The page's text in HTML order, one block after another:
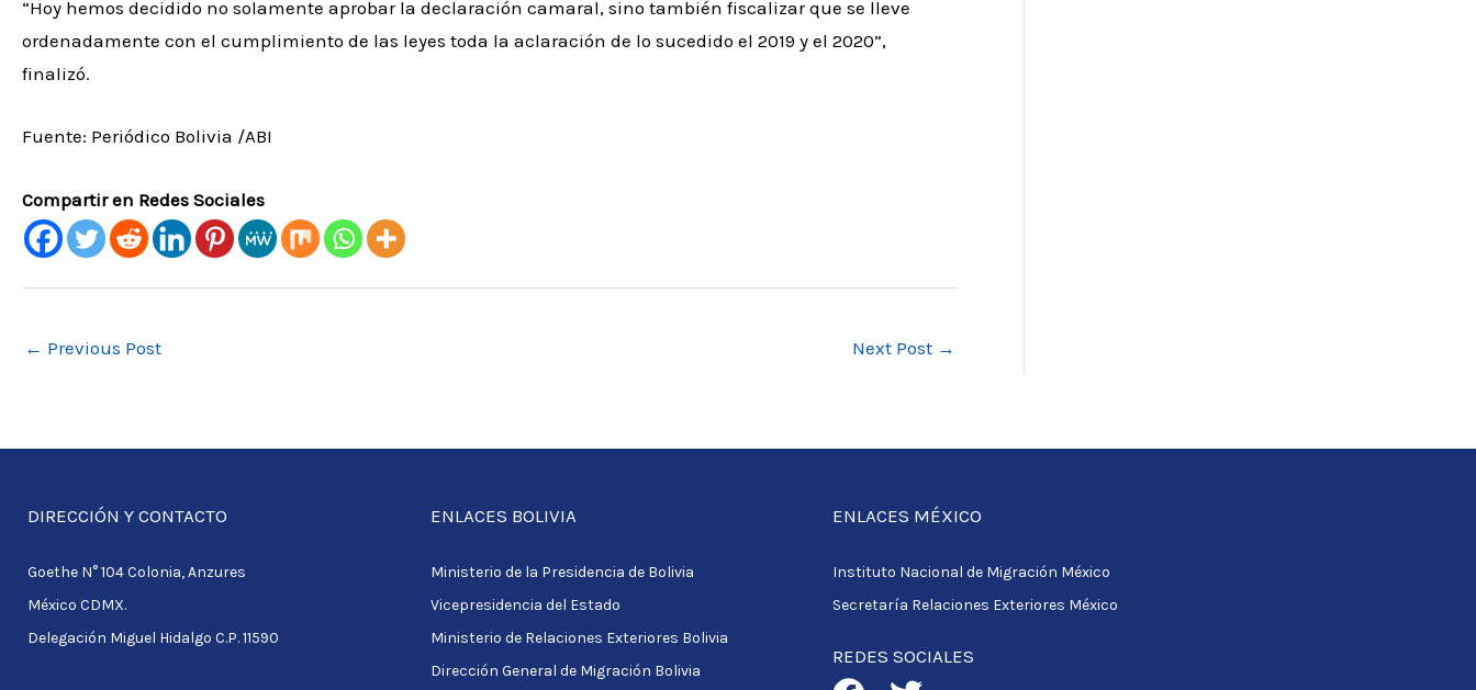
“Hoy hemos decidido no solamente aprobar la declaración camaral, sino también fiscalizar que se lleve
ordenadamente con el cumplimiento de las leyes toda la aclaración de lo sucedido el 2019 y el 2020”,
finalizó.
Fuente: Periódico Bolivia /ABI
Compartir en Redes Sociales
← Previous Post Next Post →
DIRECCIÓN Y CONTACTO
Goethe N° 104 Colonia, Anzures
México CDMX.
Delegación Miguel Hidalgo C.P. 11590
ENLACES BOLIVIA
Ministerio de la Presidencia de Bolivia
Vicepresidencia del Estado
Ministerio de Relaciones Exteriores Bolivia
Dirección General de Migración Bolivia
ENLACES MÉXICO
Instituto Nacional de Migración México
Secretaría Relaciones Exteriores México
REDES SOCIALES